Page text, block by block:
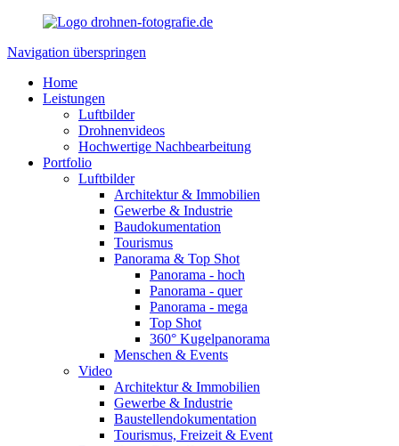
Navigation überspringen
Home
Leistungen
Luftbilder
Drohnenvideos
Hochwertige Nachbearbeitung
Portfolio
Luftbilder
Architektur & Immobilien
Gewerbe & Industrie
Baudokumentation
Tourismus
Panorama & Top Shot
Panorama - hoch
Panorama - quer
Panorama - mega
Top Shot
360° Kugelpanorama
Menschen & Events
Video
Architektur & Immobilien
Gewerbe & Industrie
Baustellendokumentation
Tourismus, Freizeit & Event